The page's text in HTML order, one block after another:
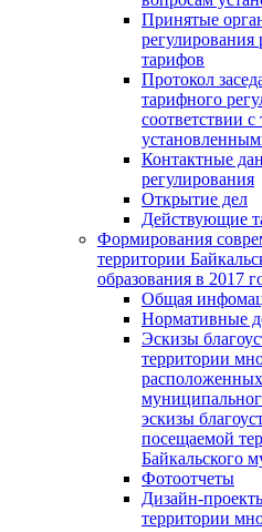
Принятые
регулирования
тарифов
Протокол
тарифного
соответствии
Контактные
регулирования
Открытие дел
Действующие
Формирования
территории
образования в 2017
Общая
Нормативные
Эскизы
территории
эскизы
посещаемой
Байкальского
Фотоотчеты
Дизайн-
территории